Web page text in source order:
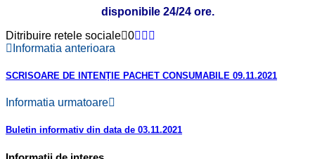
disponibile 24/24 ore.
Ditribuire retele sociale 0
Informatia anterioara
SCRISOARE DE INTENȚIE PACHET CONSUMABILE 09.11.2021
Informatia urmatoare
Buletin informativ din data de 03.11.2021